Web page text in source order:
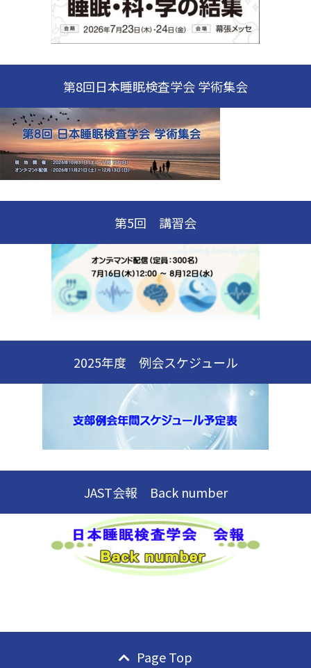
第8回日本睡眠検査学会 学術集会
第5回 講習会
2025年度 例会スケジュール
JAST会報 Back number
Page Top